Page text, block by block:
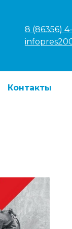
8 (86356)
Контакты